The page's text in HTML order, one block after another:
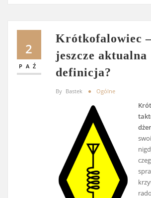
2
PAŹ
Krótkofalowiec
jeszcze aktualna
definicja?
By Bastek Ogólne